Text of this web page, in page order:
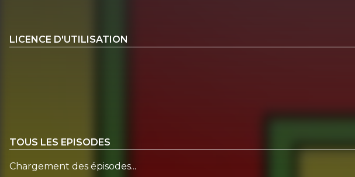
LICENCE D'UTILISATION
TOUS LES EPISODES
Chargement des épisodes...